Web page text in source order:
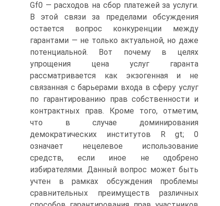
Gf0 — расходов на сбор платежей за услуги.
В этой связи за пределами обсуждения
остается вопрос конкуренции между
гарантами — не только актуальной, но даже
потенциальной. Вот почему в целях
упрощения цена услуг гаранта
рассматривается как экзогенная и не
связанная с барьерами входа в сферу услуг
по гарантированию прав собственности и
контрактных прав. Кроме того, отметим,
что в случае доминирования
демократических институтов R gt; 0
означает нецелевое использование
средств, если иное не одобрено
избирателями. Данный вопрос может быть
учтен в рамках обсуждения проблемы
сравнительных преимуществ различных